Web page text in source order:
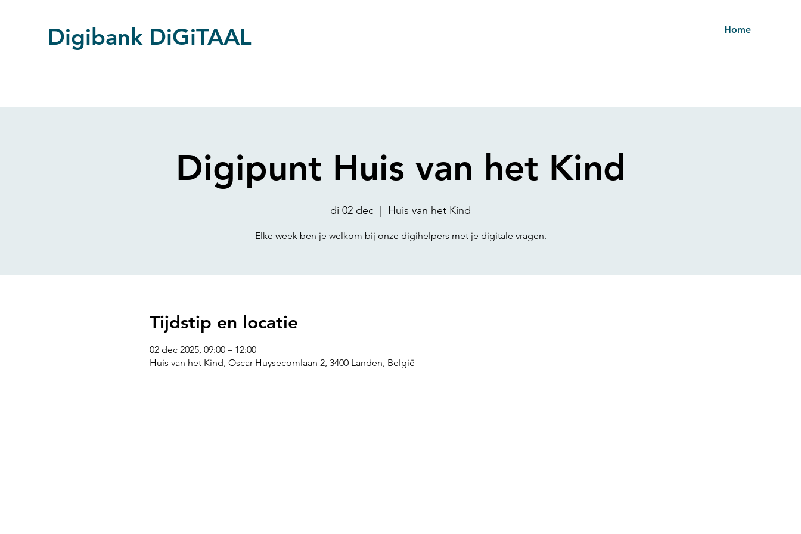
Digibank DiGiTAAL Home
Digipunt Huis van het Kind
di 02 dec Huis van het Kind
Elke week ben je welkom bij onze digihelpers met je digitale vragen.
Tijdstip en locatie
02 dec 2025, 09:00 – 12:00
Huis van het Kind, Oscar Huysecomlaan 2, 3400 Landen, België